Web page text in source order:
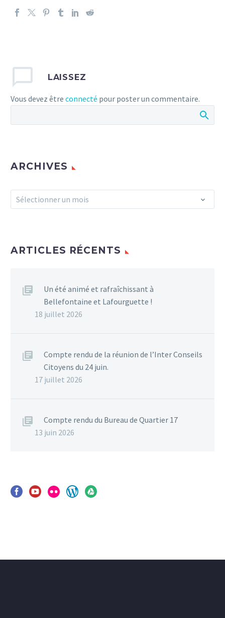
LAISSEZ
Vous devez être connecté pour poster un commentaire.
ARCHIVES
Archives
Sélectionner un mois
ARTICLES RÉCENTS
Un été animé et rafraîchissant à
Bellefontaine et Lafourguette !
18 juillet 2026
Compte rendu de la réunion de l’Inter Conseils
Citoyens du 24 juin.
17 juillet 2026
Compte rendu du Bureau de Quartier 17
13 juin 2026